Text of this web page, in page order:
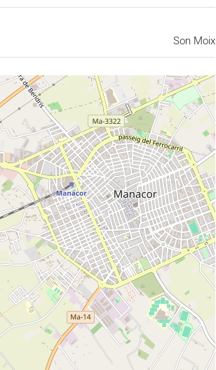
Son Moix